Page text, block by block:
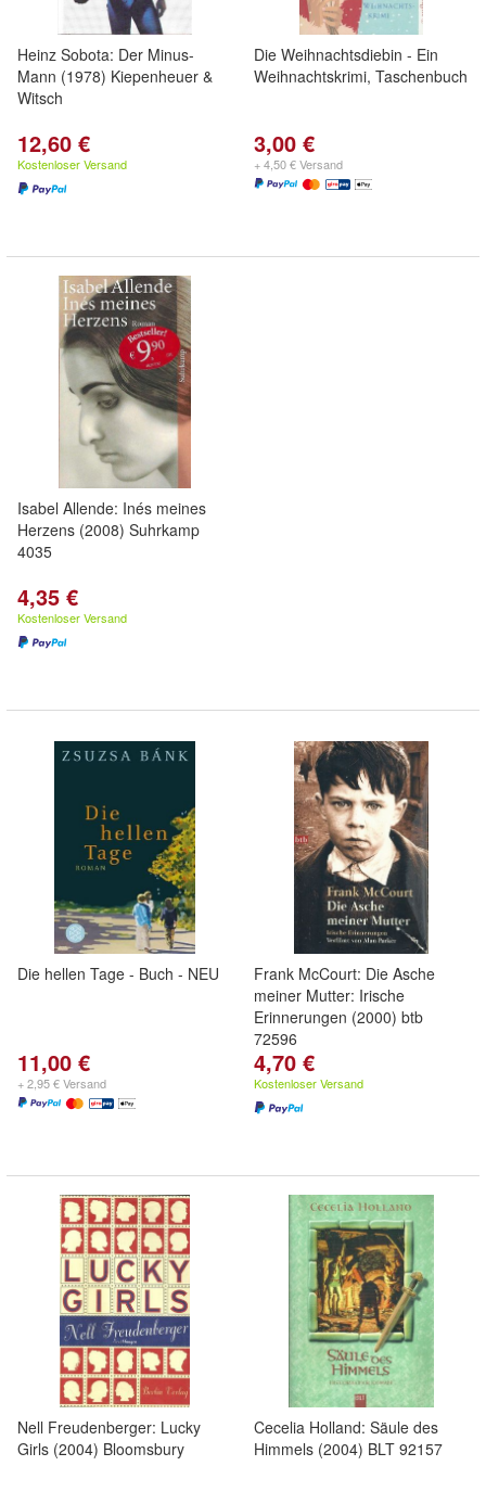
Heinz Sobota: Der Minus-
Mann (1978) Kiepenheuer &
Witsch
12,60 €
Kostenloser Versand
Die Weihnachtsdiebin - Ein
Weihnachtskrimi, Taschenbuch
3,00 €
+ 4,50 € Versand
Isabel Allende: Inés meines
Herzens (2008) Suhrkamp
4035
4,35 €
Kostenloser Versand
Die hellen Tage - Buch - NEU
11,00 €
+ 2,95 € Versand
Frank McCourt: Die Asche
meiner Mutter: Irische
Erinnerungen (2000) btb
72596
4,70 €
Kostenloser Versand
Nell Freudenberger: Lucky
Girls (2004) Bloomsbury
Cecelia Holland: Säule des
Himmels (2004) BLT 92157